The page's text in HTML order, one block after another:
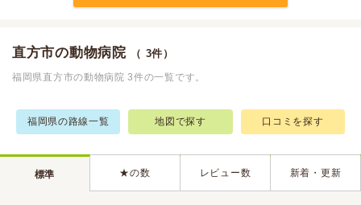
直方市の動物病院 （ 3件）
福岡県直方市の動物病院 3件の一覧です。
福岡県の路線一覧 地図で探す 口コミを探す
標準 ★の数 レビュー数 新着・更新